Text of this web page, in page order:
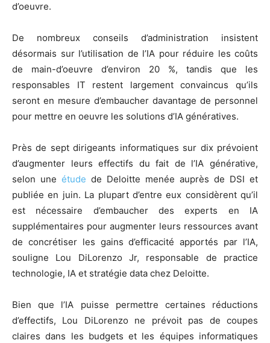
d’oeuvre.
De nombreux conseils d’administration insistent
désormais sur l’utilisation de l’IA pour réduire les coûts
de main-d’oeuvre d’environ 20 %, tandis que les
responsables IT restent largement convaincus qu’ils
seront en mesure d’embaucher davantage de personnel
pour mettre en oeuvre les solutions d’IA génératives.
Près de sept dirigeants informatiques sur dix prévoient
d’augmenter leurs effectifs du fait de l’IA générative,
selon une étude de Deloitte menée auprès de DSI et
publiée en juin. La plupart d’entre eux considèrent qu’il
est nécessaire d’embaucher des experts en IA
supplémentaires pour augmenter leurs ressources avant
de concrétiser les gains d’efficacité apportés par l’IA,
souligne Lou DiLorenzo Jr, responsable de practice
technologie, IA et stratégie data chez Deloitte.
Bien que l’IA puisse permettre certaines réductions
d’effectifs, Lou DiLorenzo ne prévoit pas de coupes
claires dans les budgets et les équipes informatiques